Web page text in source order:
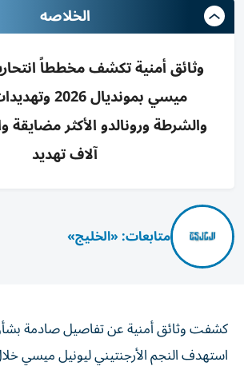
الخلاصه
وثائق أمنية تكشف مخططاً
ميسي بمونديال
آلاف تهديد
متابعات: «الخليج»
كشفت وثائق أمنية عن تفاصيل صادمة
استهدف النجم الأرجنتيني ليونيل ميسي